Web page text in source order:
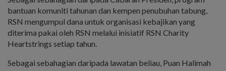
bantuan komuniti tahunan dan kempen penubuhan tabung,
RSN mengumpul dana untuk organisasi kebajikan yang
diterima pakai oleh RSN melalui inisiatif RSN Charity
Heartstrings setiap tahun.
Sebagai sebahagian daripada lawatan beliau, Puan Halimah